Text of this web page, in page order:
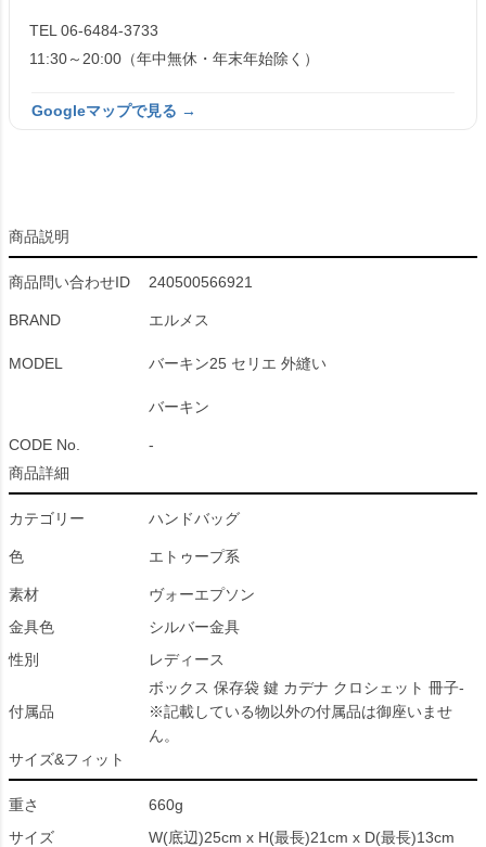
TEL 06-6484-3733
11:30～20:00（年中無休・年末年始除く）
Googleマップで見る →
商品説明
商品問い合わせID 240500566921
BRAND エルメス
MODEL バーキン25 セリエ 外縫い
バーキン
CODE No.
-
商品詳細
カテゴリー ハンドバッグ
色 エトゥープ系
素材
ヴォーエプソン
金具色
シルバー金具
性別
レディース
付属品
ボックス 保存袋 鍵 カデナ クロシェット 冊子-
※記載している物以外の付属品は御座いませ
ん。
サイズ&フィット
重さ
660g
サイズ
W(底辺)25cm x H(最長)21cm x D(最長)13cm